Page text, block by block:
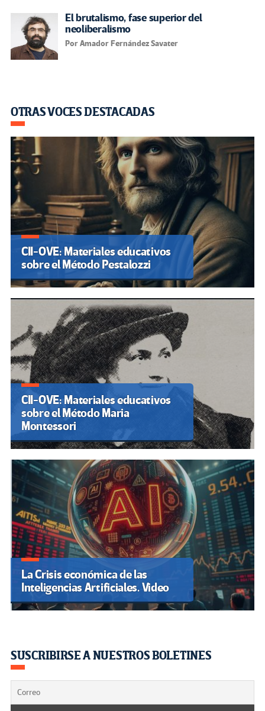
El brutalismo, fase superior del
neoliberalismo
Por Amador Fernández Savater
OTRAS VOCES DESTACADAS
CII-OVE: Materiales educativos
sobre el Método Pestalozzi
CII-OVE: Materiales educativos
sobre el Método Maria
Montessori
La Crisis económica de las
Inteligencias Artificiales. Video
SUSCRIBIRSE A NUESTROS BOLETINES